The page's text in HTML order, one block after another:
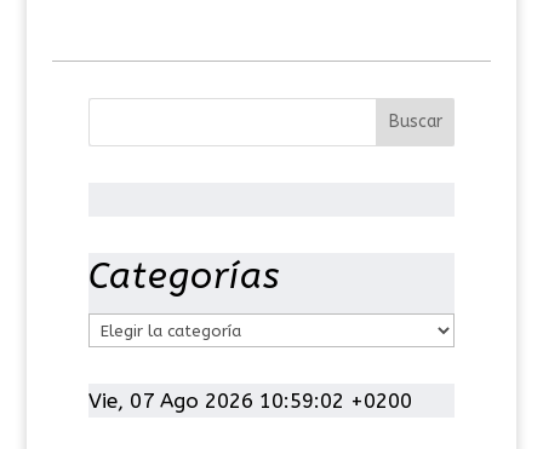
Categorías
t
Vie, 07 Ago 2026 10:59:03 +0200